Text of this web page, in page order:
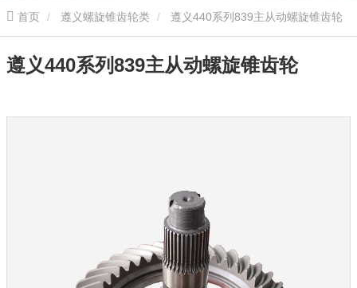
首页 遵义螺旋锥齿轮类 遵义440系列839主从动螺旋锥齿轮
遵义440系列839主从动螺旋锥齿轮